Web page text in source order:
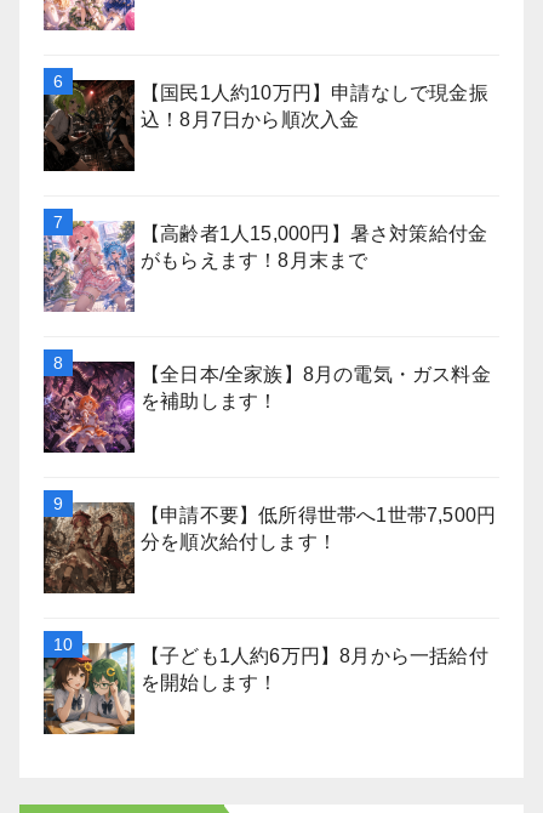
【国民1人約10万円】申請なしで現金振
込！8月7日から順次入金
【高齢者1人15,000円】暑さ対策給付金
がもらえます！8月末まで
【全日本/全家族】8月の電気・ガス料金
を補助します！
【申請不要】低所得世帯へ1世帯7,500円
分を順次給付します！
【子ども1人約6万円】8月から一括給付
を開始します！